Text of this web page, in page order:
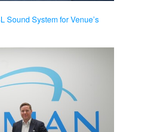
Sound System for Venue’s